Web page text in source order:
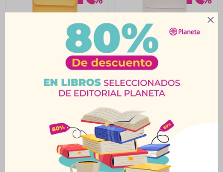

Sobre Manila 30x40 x10
Sobre Manila Blanco
$